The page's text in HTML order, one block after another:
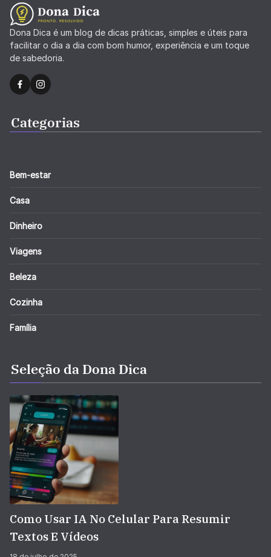
Dona Dica é um blog de dicas práticas, simples e úteis para
facilitar o dia a dia com bom humor, experiência e um toque
de sabedoria.
Categorias
Bem-estar
Casa
Dinheiro
Viagens
Beleza
Cozinha
Família
Seleção da Dona Dica
Como Usar IA No Celular Para Resumir
Textos E Vídeos